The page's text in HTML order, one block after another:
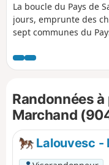
La boucle du Pays de
jours, emprunte des
sept communes du
Tourisme équestre
Châtaignes) sont
Randonnées
Marchand
Lalouvesc -